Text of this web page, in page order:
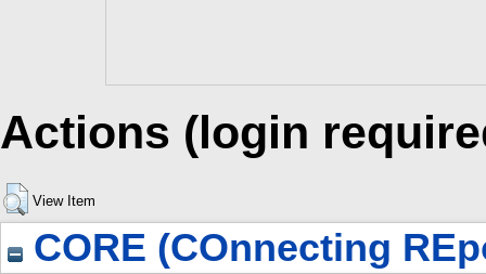
Actions (login
View Item
CORE (COnnecting